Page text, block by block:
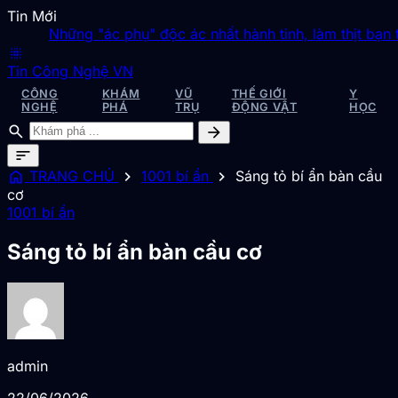
Tin Mới
Những "ác phụ" độc ác nhất hành tinh, làm thịt bạn tình
blur_on
Tin Công Nghệ VN
CÔNG
NGHỆ
KHÁM
PHÁ
VŨ
TRỤ
THẾ GIỚI
ĐỘNG VẬT
Y
HỌC
search
arrow_forward
sort
home TRANG CHỦ chevron_right 1001 bí ẩn chevron_right
Sáng tỏ bí ẩn bàn cầu
cơ
1001 bí ẩn
Sáng tỏ bí ẩn bàn cầu cơ
admin